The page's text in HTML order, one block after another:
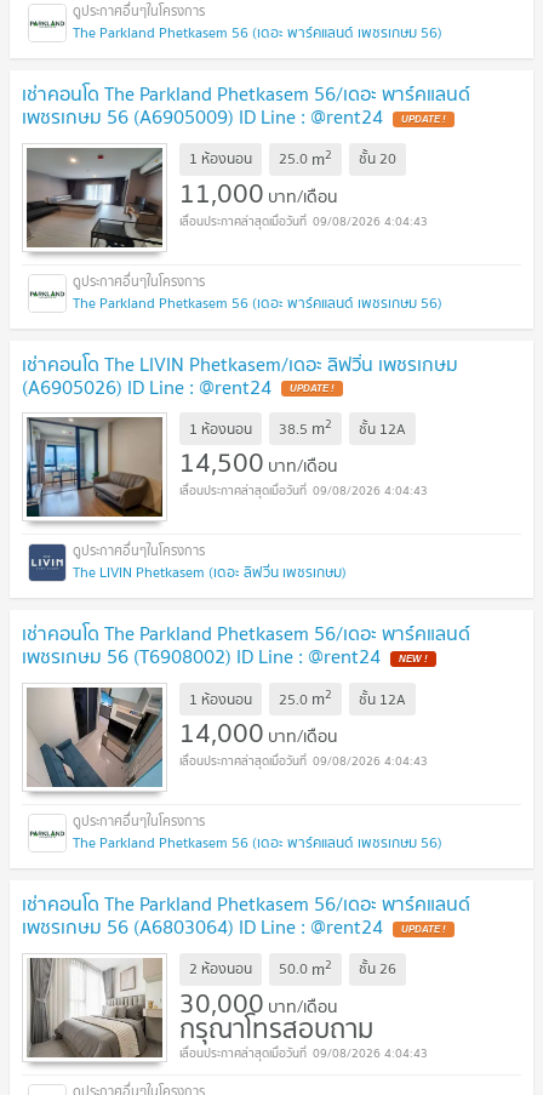
The Parkland Phetkasem 56 (เดอะ พาร์คแลนด์ เพชรเกษม 56)
เช่าคอนโด The Parkland Phetkasem 56/เดอะ พาร์คแลนด์
เพชรเกษม 56 (A6905009) ID Line : @rent24
1 ห้องนอน 25.0 m2 ชั้น20
11,000 บาท/เดือน
09/08/2026 4:04:43
The Parkland Phetkasem 56 (เดอะ พาร์คแลนด์ เพชรเกษม 56)
เช่าคอนโด The LIVIN Phetkasem/เดอะ ลิฟวิ่น เพชรเกษม
(A6905026) ID Line : @rent24
1 ห้องนอน 38.5 m2 ชั้น 12A
14,500 บาท/เดือน
09/08/2026 4:04:43
The LIVIN Phetkasem (เดอะ ลิฟวิ่น เพชรเกษม)
เช่าคอนโด The Parkland Phetkasem 56/เดอะ พาร์คแลนด์
เพชรเกษม 56 (T6908002) ID Line : @rent24
1 ห้องนอน 25.0 m2 ชั้น 12A
14,000 บาท/เดือน
09/08/2026 4:04:43
The Parkland Phetkasem 56 (เดอะ พาร์คแลนด์ เพชรเกษม 56)
เช่าคอนโด The Parkland Phetkasem 56/เดอะ พาร์คแลนด์
เพชรเกษม 56 (A6803064) ID Line : @rent24
2 ห้องนอน 50.0 m2 ชั้น26
30,000 บาท/เดือน
กรุณาโทรสอบถาม
09/08/2026 4:04:43